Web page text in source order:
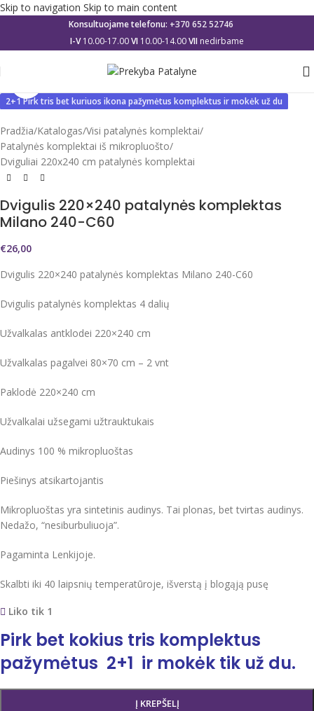
Skip to navigation Skip to main content
Konsultuojame telefonu: +370 652 52746
I-V10.00-17.00VI 10.00-14.00VII nedirbame
2+1 Pirk tris bet kuriuos ikona pažymėtus komplektus ir mokėk už du
Pradžia/Katalogas/Visi patalynės komplektai/
Patalynės komplektai iš mikropluošto/
Dviguliai 220x240 cm patalynės komplektai
Dvigulis 220×240 patalynės komplektas
Milano 240-C60
€26,00
Dvigulis 220×240 patalynės komplektas Milano 240-C60
Dvigulis patalynės komplektas 4 dalių
Užvalkalas antklodei 220×240 cm
Užvalkalas pagalvei 80×70 cm – 2 vnt
Paklodė 220×240 cm
Užvalkalai užsegami užtrauktukais
Audinys 100 % mikropluoštas
Piešinys atsikartojantis
Mikropluoštas yra sintetinis audinys. Tai plonas, bet tvirtas audinys.
Nedažo, “nesiburbuliuoja”.
Pagaminta Lenkijoje.
Skalbti iki 40 laipsnių temperatūroje, išverstą į blogąją pusę
Liko tik 1
Pirk bet kokius tris komplektus
pažymėtus 2+1 ir mokėk tik už du.
Į KREPŠELĮ